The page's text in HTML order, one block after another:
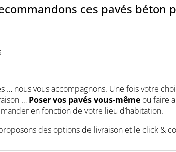
ces pavés
… nous vous accompagnons. Une fois votre
… Poser vos pavés vous-même ou faire
en fonction de votre lieu d’habitation.
des options de livraison et le click &